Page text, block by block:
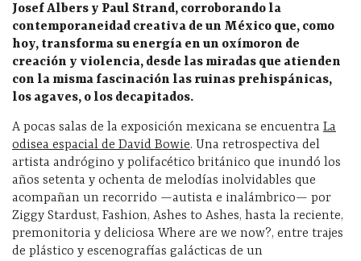
Josef Albers y Paul Strand, corroborando la
contemporaneidad creativa de un México que, como
hoy, transforma su energía en un oxímoron de
creación y violencia, desde las miradas que atienden
con la misma fascinación las ruinas prehispánicas,
los agaves, o los decapitados.
A pocas salas de la exposición mexicana se encuentra La
odisea espacial de David Bowie. Una retrospectiva del
artista andrógino y polifacético británico que inundó los
años setenta y ochenta de melodías inolvidables que
acompañan un recorrido —autista e inalámbrico— por
Ziggy Stardust, Fashion, Ashes to Ashes, hasta la reciente,
premonitoria y deliciosa Where are we now?, entre trajes
de plástico y escenografías galácticas de un